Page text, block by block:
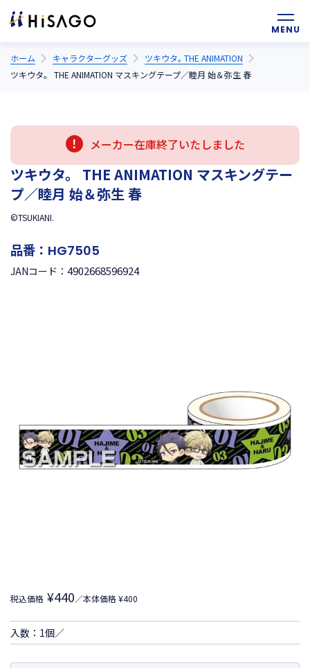
ホーム キャラクターグッズ
ツキウタ｡ THE ANIMATION
ツキウタ。 THE ANIMATION マスキングテープ／睦月 始＆弥生 春
メーカー在庫終了いたしました
ツキウタ。 THE ANIMATION マスキングテー
プ／睦月 始＆弥生 春
©TSUKIANI.
品番： HG7505
JANコード： 4902668596924
税込価格 ¥440／本体価格 ¥400
入数：1個／